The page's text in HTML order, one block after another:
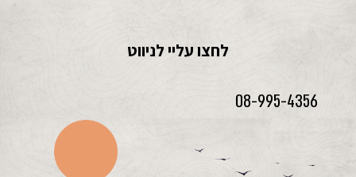
לחצו עליי לניווט
08-995-4356